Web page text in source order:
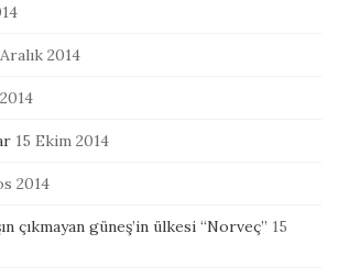
2014
15 Ekim 2014
2014
çıkmayan güneş’in ülkesi “Norveç” 15